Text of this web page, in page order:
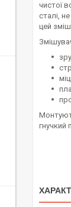
чистої
сталі,
цей
гнучкий